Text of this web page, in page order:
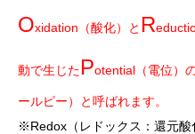
Oxidation（酸化）と R
動で生じたPotential（電位）
ールピー）と呼ばれます。
※Redox（レドックス：還元酸